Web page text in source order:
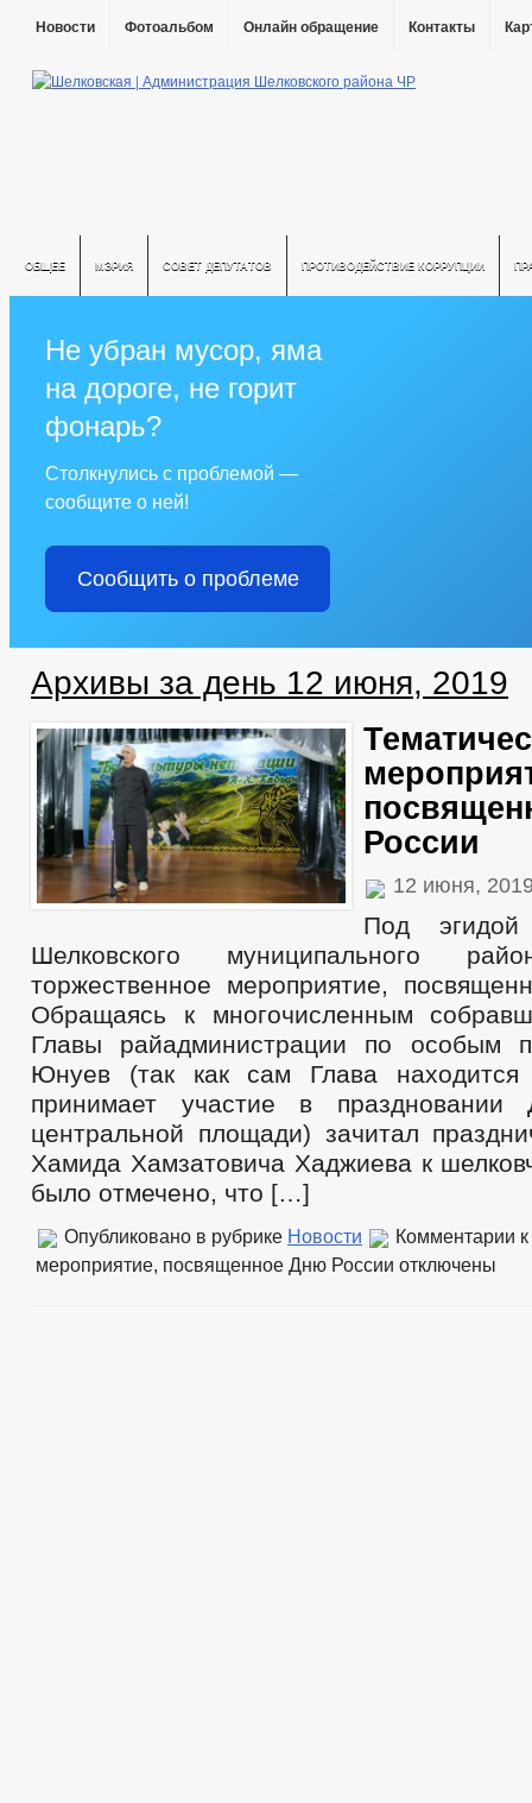
Новости Фотоальбом Онлайн обращение Контакты
ОБЩЕЕ МЭРИЯ СОВЕТ ДЕПУТАТОВ ПРОТИВОДЕЙСТВИЕ КОРРУПЦИИ
Не убран мусор, яма
на дороге, не горит
фонарь?
Столкнулись с проблемой —
сообщите о ней!
Сообщить о проблеме
Архивы за день 12 июня, 2019
России
12 июня,
Под эгидой
Шелковского муниципального
торжественное мероприятие,
Обращаясь к многочисленным
Главы райадминистрации по особым
Юнуев (так как сам Глава
принимает участие в
центральной площади) зачитал
Хамида Хамзатовича Хаджиева к
было отмечено, что […]
Опубликовано в рубрике Новости Комментарии
мероприятие, посвященное Дню России отключены